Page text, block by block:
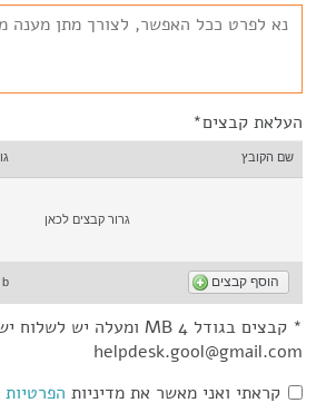
העלאת קבצים*
שם הקובץ
גרור קבצים לכאן
הוסף קבצים b
* קבצים בגודל 4 MB ומעלה יש לשלוח ישירות למייל
helpdesk.gool@gmail.com
קראתי ואני מאשר את מדיניות הפרטיות